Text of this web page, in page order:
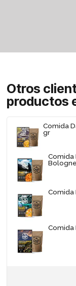
Otros
productos
Comida
gr
Comida
Comida
Comida